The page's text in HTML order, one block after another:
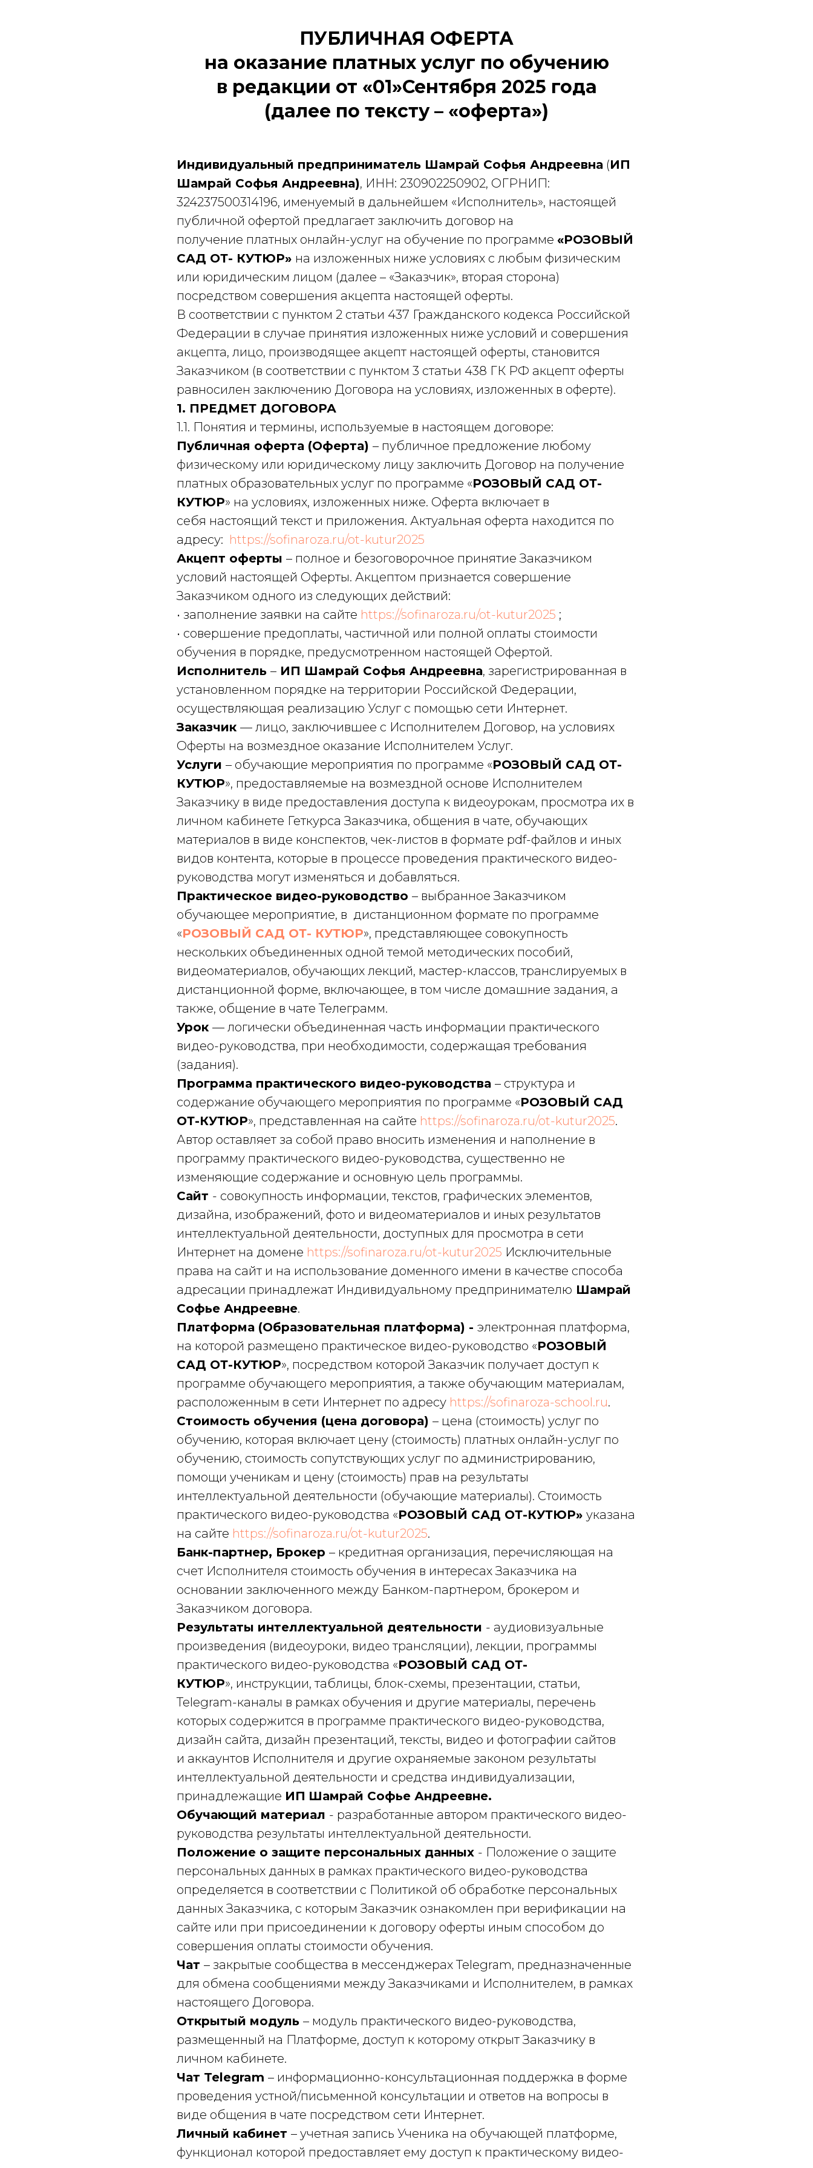
ПУБЛИЧНАЯ ОФЕРТА
на оказание платных услуг по обучению
в редакции от «01»Сентября 2025 года
(далее по тексту – «оферта»)
Индивидуальный предприниматель Шамрай Софья Андреевна (ИП
Шамрай Софья Андреевна), ИНН: 230902250902, ОГРНИП:
324237500314196, именуемый в дальнейшем «Исполнитель», настоящей
публичной офертой предлагает заключить договор на
получение платных онлайн-услуг на обучение по программе «РОЗОВЫЙ
САД ОТ- КУТЮР» на изложенных ниже условиях с любым физическим
или юридическим лицом (далее – «Заказчик», вторая сторона)
посредством совершения акцепта настоящей оферты.
В соответствии с пунктом 2 статьи 437 Гражданского кодекса Российской
Федерации в случае принятия изложенных ниже условий и совершения
акцепта, лицо, производящее акцепт настоящей оферты, становится
Заказчиком (в соответствии с пунктом 3 статьи 438 ГК РФ акцепт оферты
равносилен заключению Договора на условиях, изложенных в оферте).
1. ПРЕДМЕТ ДОГОВОРА
1.1. Понятия и термины, используемые в настоящем договоре:
Публичная оферта (Оферта) – публичное предложение любому
физическому или юридическому лицу заключить Договор на получение
платных образовательных услуг по программе «РОЗОВЫЙ САД ОТ-
КУТЮР» на условиях, изложенных ниже. Оферта включает в
себя настоящий текст и приложения. Актуальная оферта находится по
адресу: https://sofinaroza.ru/ot-kutur2025
Акцепт оферты – полное и безоговорочное принятие Заказчиком
условий настоящей Оферты. Акцептом признается совершение
Заказчиком одного из следующих действий:
• заполнение заявки на сайте https://sofinaroza.ru/ot-kutur2025 ;
• совершение предоплаты, частичной или полной оплаты стоимости
обучения в порядке, предусмотренном настоящей Офертой.
Исполнитель – ИП Шамрай Софья Андреевна, зарегистрированная в
установленном порядке на территории Российской Федерации,
осуществляющая реализацию Услуг с помощью сети Интернет.
Заказчик — лицо, заключившее с Исполнителем Договор, на условиях
Оферты на возмездное оказание Исполнителем Услуг.
Услуги – обучающие мероприятия по программе «РОЗОВЫЙ САД ОТ-
КУТЮР», предоставляемые на возмездной основе Исполнителем
Заказчику в виде предоставления доступа к видеоурокам, просмотра их в
личном кабинете Геткурса Заказчика, общения в чате, обучающих
материалов в виде конспектов, чек-листов в формате pdf-файлов и иных
видов контента, которые в процессе проведения практического видео-
руководства могут изменяться и добавляться.
Практическое видео-руководство – выбранное Заказчиком
обучающее мероприятие, в дистанционном формате по программе
«РОЗОВЫЙ САД ОТ- КУТЮР», представляющее совокупность
нескольких объединенных одной темой методических пособий,
видеоматериалов, обучающих лекций, мастер-классов, транслируемых в
дистанционной форме, включающее, в том числе домашние задания, а
также, общение в чате Телеграмм.
Урок — логически объединенная часть информации практического
видео-руководства, при необходимости, содержащая требования
(задания).
Программа практического видео-руководства – структура и
содержание обучающего мероприятия по программе «РОЗОВЫЙ САД
ОТ-КУТЮР», представленная на сайте https://sofinaroza.ru/ot-kutur2025.
Автор оставляет за собой право вносить изменения и наполнение в
программу практического видео-руководства, существенно не
изменяющие содержание и основную цель программы.
Сайт - совокупность информации, текстов, графических элементов,
дизайна, изображений, фото и видеоматериалов и иных результатов
интеллектуальной деятельности, доступных для просмотра в сети
Интернет на домене https://sofinaroza.ru/ot-kutur2025 Исключительные
права на сайт и на использование доменного имени в качестве способа
адресации принадлежат Индивидуальному предпринимателю Шамрай
Софье Андреевне.
Платформа (Образовательная платформа) - электронная платформа,
на которой размещено практическое видео-руководство «РОЗОВЫЙ
САД ОТ-КУТЮР», посредством которой Заказчик получает доступ к
программе обучающего мероприятия, а также обучающим материалам,
расположенным в сети Интернет по адресу https://sofinaroza-school.ru.
Стоимость обучения (цена договора) – цена (стоимость) услуг по
обучению, которая включает цену (стоимость) платных онлайн-услуг по
обучению, стоимость сопутствующих услуг по администрированию,
помощи ученикам и цену (стоимость) прав на результаты
интеллектуальной деятельности (обучающие материалы). Стоимость
практического видео-руководства «РОЗОВЫЙ САД ОТ-КУТЮР» указана
на сайте https://sofinaroza.ru/ot-kutur2025.
Банк-партнер, Брокер – кредитная организация, перечисляющая на
счет Исполнителя стоимость обучения в интересах Заказчика на
основании заключенного между Банком-партнером, брокером и
Заказчиком договора.
Результаты интеллектуальной деятельности - аудиовизуальные
произведения (видеоуроки, видео трансляции), лекции, программы
практического видео-руководства «РОЗОВЫЙ САД ОТ-
КУТЮР», инструкции, таблицы, блок-схемы, презентации, статьи,
Telegram-каналы в рамках обучения и другие материалы, перечень
которых содержится в программе практического видео-руководства,
дизайн сайта, дизайн презентаций, тексты, видео и фотографии сайтов
и аккаунтов Исполнителя и другие охраняемые законом результаты
интеллектуальной деятельности и средства индивидуализации,
принадлежащие ИП Шамрай Софье Андреевне.
Обучающий материал - разработанные автором практического видео-
руководства результаты интеллектуальной деятельности.
Положение о защите персональных данных - Положение о защите
персональных данных в рамках практического видео-руководства
определяется в соответствии с Политикой об обработке персональных
данных Заказчика, с которым Заказчик ознакомлен при верификации на
сайте или при присоединении к договору оферты иным способом до
совершения оплаты стоимости обучения.
Чат – закрытые сообщества в мессенджерах Telegram, предназначенные
для обмена сообщениями между Заказчиками и Исполнителем, в рамках
настоящего Договора.
Открытый модуль – модуль практического видео-руководства,
размещенный на Платформе, доступ к которому открыт Заказчику в
личном кабинете.
Чат Telegram – информационно-консультационная поддержка в форме
проведения устной/письменной консультации и ответов на вопросы в
виде общения в чате посредством сети Интернет.
Личный кабинет – учетная запись Ученика на обучающей платформе,
функционал которой предоставляет ему доступ к практическому видео-